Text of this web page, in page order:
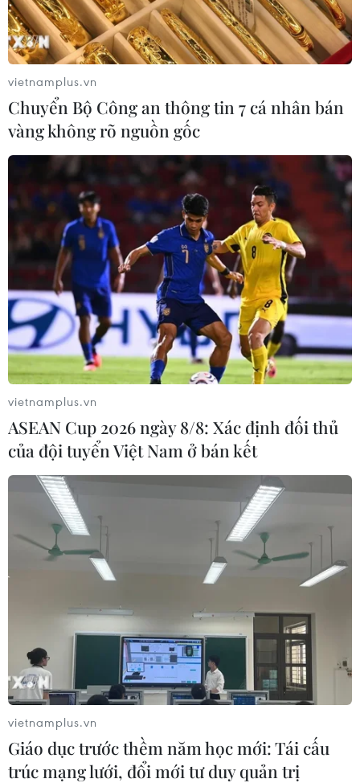
tranh của doanh nghiệp
23/07/2022 23:00
Liên tục trong 3 năm trở lại đây, giá trị thứ hạng của
thương hiệu quốc gia Việt Nam liên tục được cải thiện
và nằm trong nhóm thương hiệu mạnh nhờ nỗ lực thúc
đẩy tăng trưởng kinh tế của Chính phủ.
Chủ tịch nước: Phát triển ngành sâm
Ngọc Linh đạt giá trị tỷ đôla
06/08/2022 14:34
Chủ tịch nước cho rằng cần xây dựng "thánh địa" sâm
Ngọc Linh ở hai địa phương Quảng Nam và Kon Tum;
bảo hộ hiệu quả và phát triển giá trị thương hiệu sâm
Ngọc Linh là thương hiệu quốc gia Việt Nam.
vietnamplus.vn
Chuyển Bộ Công an thông tin 7 cá nhân bán
vàng không rõ nguồn gốc
vietnamplus.vn
ASEAN Cup 2026 ngày 8/8: Xác định đối thủ
của đội tuyển Việt Nam ở bán kết
vietnamplus.vn
Giáo dục trước thềm năm học mới: Tái cấu
trúc mạng lưới, đổi mới tư duy quản trị